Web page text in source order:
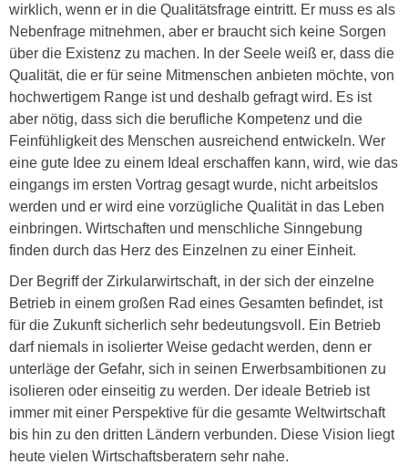
wirklich, wenn er in die Qualitätsfrage eintritt. Er muss es als
Nebenfrage mitnehmen, aber er braucht sich keine Sorgen
über die Existenz zu machen. In der Seele weiß er, dass die
Qualität, die er für seine Mitmenschen anbieten möchte, von
hochwertigem Range ist und deshalb gefragt wird. Es ist
aber nötig, dass sich die berufliche Kompetenz und die
Feinfühligkeit des Menschen ausreichend entwickeln. Wer
eine gute Idee zu einem Ideal erschaffen kann, wird, wie das
eingangs im ersten Vortrag gesagt wurde, nicht arbeitslos
werden und er wird eine vorzügliche Qualität in das Leben
einbringen. Wirtschaften und menschliche Sinngebung
finden durch das Herz des Einzelnen zu einer Einheit.
Der Begriff der Zirkularwirtschaft, in der sich der einzelne
Betrieb in einem großen Rad eines Gesamten befindet, ist
für die Zukunft sicherlich sehr bedeutungsvoll. Ein Betrieb
darf niemals in isolierter Weise gedacht werden, denn er
unterläge der Gefahr, sich in seinen Erwerbsambitionen zu
isolieren oder einseitig zu werden. Der ideale Betrieb ist
immer mit einer Perspektive für die gesamte Weltwirtschaft
bis hin zu den dritten Ländern verbunden. Diese Vision liegt
heute vielen Wirtschaftsberatern sehr nahe.